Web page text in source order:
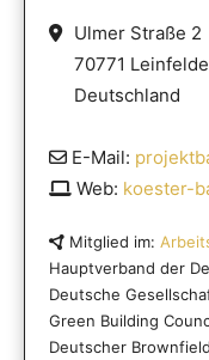
Ulmer Straße 2
70771
Deutschland
E-Mail:
Web: koester-
Mitglied im:
Hauptverband der
Deutsche
Green Building
Deutscher